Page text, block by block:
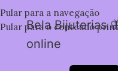
Pular para a navegação
Pular para o conteúdo
Bela Bijuterias
online